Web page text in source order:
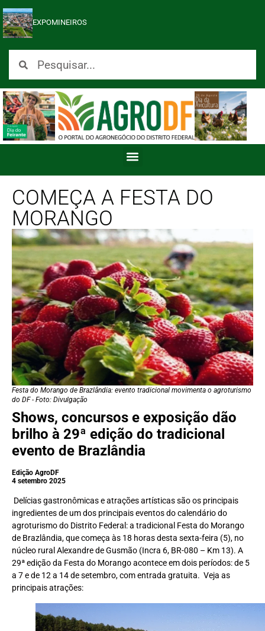
EXPOMINEIROS
COMEÇA A FESTA DO
MORANGO
Festa do Morango de Brazlândia: evento tradicional movimenta o agroturismo
do DF - Foto: Divulgação
Shows, concursos e exposição dão
brilho à 29ª edição do tradicional
evento de Brazlândia
Edição AgroDF
4 setembro 2025
Delícias gastronômicas e atrações artísticas são os principais
ingredientes de um dos principais eventos do calendário do
agroturismo do Distrito Federal: a tradicional Festa do Morango
de Brazlândia, que começa às 18 horas desta sexta-feira (5), no
núcleo rural Alexandre de Gusmão (Incra 6, BR-080 – Km 13). A
29ª edição da Festa do Morango acontece em dois períodos: de 5
a 7 e de 12 a 14 de setembro, com entrada gratuita. Veja as
principais atrações: